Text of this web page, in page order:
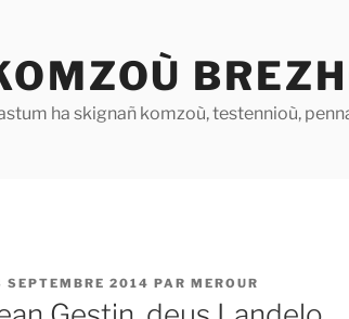
ha skignañ komzoù, testennioù,
SEPTEMBRE 2014 PAR MEROUR